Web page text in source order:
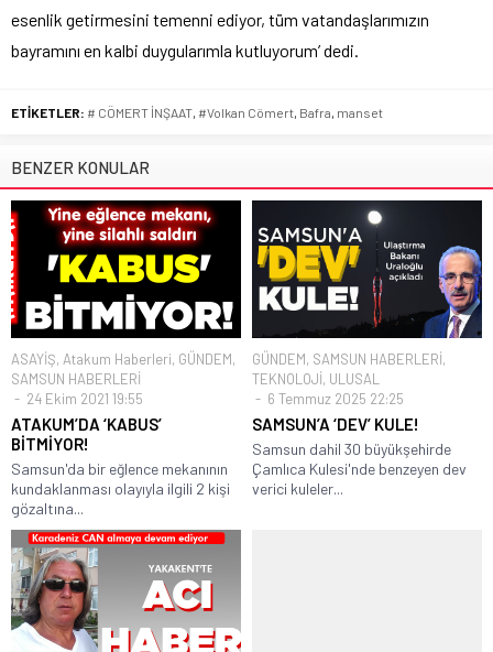
esenlik getirmesini temenni ediyor, tüm vatandaşlarımızın
bayramını en kalbi duygularımla kutluyorum’ dedi.
ETİKETLER: # CÖMERT İNŞAAT #Volkan Cömert Bafra manset
BENZER KONULAR
ASAYİŞ, Atakum Haberleri, GÜNDEM,
SAMSUN HABERLERİ
24 Ekim 2021 19:55
ATAKUM’DA ‘KABUS’
BİTMİYOR!
Samsun'da bir eğlence mekanının
kundaklanması olayıyla ilgili 2 kişi
gözaltına...
GÜNDEM, SAMSUN HABERLERİ,
TEKNOLOJİ, ULUSAL
6 Temmuz 2025 22:25
SAMSUN’A ‘DEV’ KULE!
Samsun dahil 30 büyükşehirde
Çamlıca Kulesi'nde benzeyen dev
verici kuleler...